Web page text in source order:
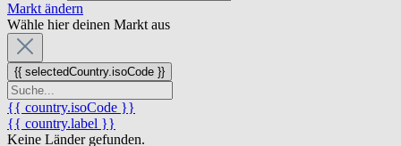
Markt ändern
Wähle hier deinen Markt aus
{{ selectedCountry.isoCode }}
{{ country.isoCode }}
{{ country.label }}
Keine Länder gefunden.